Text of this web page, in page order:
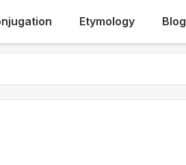
Etymology Blog